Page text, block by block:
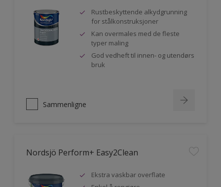
Rustbeskyttende alkydgrunning
for stålkonstruksjoner
Kan overmales med de fleste
typer maling
God vedheft til innen- og utendørs
bruk
Sammenligne
Nordsjö Perform+ Easy2Clean
Ekstra vaskbar overflate